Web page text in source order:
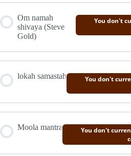
Om namah
shivaya (Steve
Gold)
You don't
lokah samastah
You don't
Moola mantra
You don't